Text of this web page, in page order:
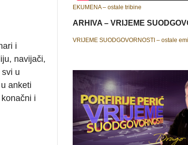
i
navijači,
u
anketi
i
EKUMENA – ostale tribine
ARHIVA – VRIJEME
VRIJEME SUODGOVORNOSTI – ostale